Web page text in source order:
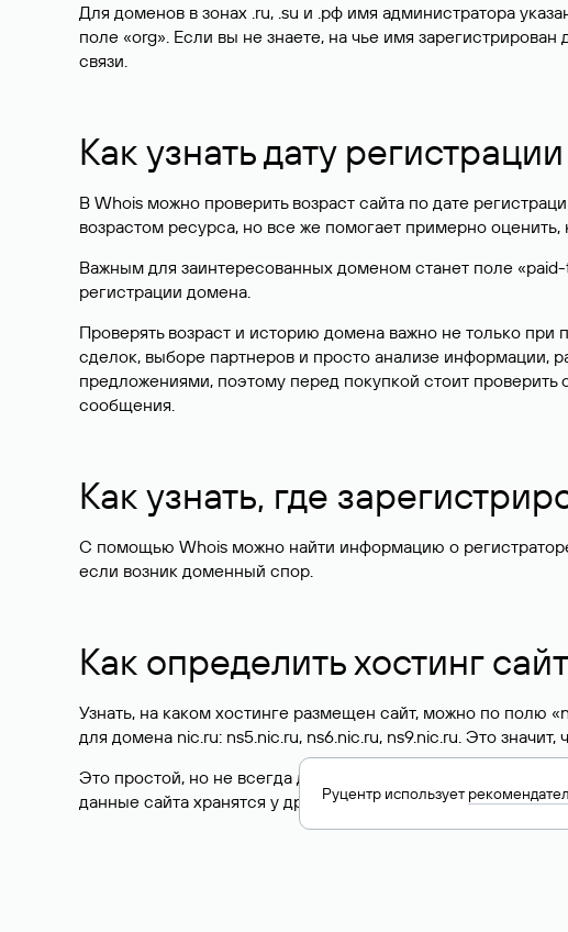
Для доменов в зонах .ru, .su и .рф имя администратора
поле «org». Если вы не знаете, на чье имя
связи.
Как узнать дату
В Whois можно проверить возраст сайта по дате
возрастом ресурса, но все же помогает примерно оценить,
Важным для заинтересованных доменом станет поле
регистрации домена.
Проверять возраст и историю домена важно не только
сделок, выборе партнеров и просто анализе
предложениями, поэтому перед покупкой стоит
сообщения.
Как узнать, где
С помощью Whois можно найти информацию о
если возник доменный спор.
Как определить хостинг
Узнать, на каком хостинге размещен сайт, можно по полю
для домена nic.ru: ns5.nic.ru, ns6.nic.ru, ns9.nic.ru. Это
Это простой, но не всегда достоверный способ узнать
данные сайта хранятся у другого хостинг-провайдера.
Руцентр использует